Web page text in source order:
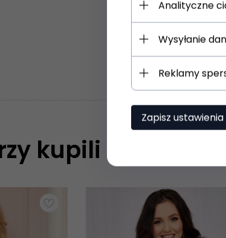
Zasoby
kupili ten
Analityczne
Wysyłanie
Reklamy
Zapisz